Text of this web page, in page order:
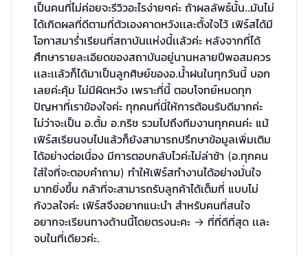
เป็นคนที่ไม่ค่อยจะรีวิวอะไรง่ายๆค่ะ ถ้าผลลัพธ์นั้น..มันไม่
ได้เกิดผลที่ดีตามที่ตัวเองคาดหวังเเละตั้งใจไว้ เฟิร์สได้มี
โอกาสมาร่ำเรียนที่สถาบันเเห่งนี้เเล้วค่ะ หลังจากที่ได้
ศึกษารายละเอียดของสถาบันอยู่นานหลายปีพอสมควร
เเละเเล้วก็ได้มาเป็นลูกศิษย์ของอ.น้ำฝนในทุกวันนี้ บอก
เลยค่ะคุ้ม ไม่มีผิดหวัง เพราะที่นี้ ตอบโจทย์หมดทุก
ปัญหาที่เราข้องใจค่ะ ทุกคนที่นี่ให้การต้อนรับดีมากค่ะ
ไม่ว่าจะเป็น อ.ตั้ม อ.กริช รวมไปถึงทีมงานทุกคนค่ะ แม้
เฟิร์สเรียนจบไปแล้วก็ยังสามารถปรึกษาข้อมูลเพิ่มเติม
ได้อย่างต่อเนื่อง มีการตอบกลับไวค่ะไม่ล่าช้า (อ.ทุกคน
ใส่ใจที่จะตอบคำถาม) ทำให้เฟิร์สทำงานได้อย่างมั่นใจ
มากยิ่งขึ้น กล้าที่จะสามารถรับลูกค้าได้เต็มที่ แบบไม่
กังวลใจค่ะ เฟิร์สจึงอยากแนะนำ สำหรับคนที่สนใจ
อยากจะเรียนทางด้านนี้โดยตรงนะคะ -> ที่ที่ดีที่สุด เเละ
จบในที่เดียวค่ะ.